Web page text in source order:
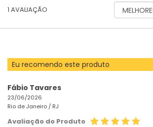
1 AVALIAÇÃO
ORDENAR
Eu recomendo este produto
Fábio Tavares
23/06/2026
Rio de Janeiro / RJ
Avaliação do Produto